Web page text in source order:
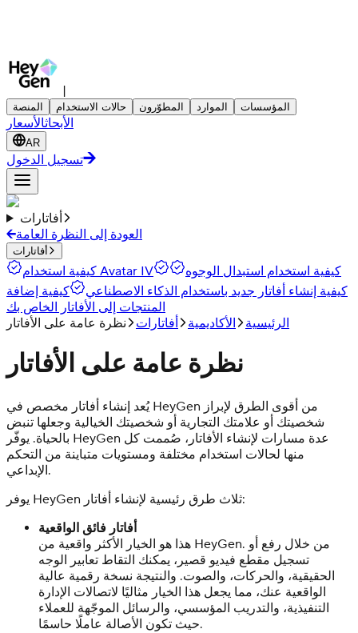
|
المنصة حالات الاستخدام المطوّرون الموارد المؤسسات
الأبحاثالأسعار
AR
تسجيل الدخول
أفاتارات
العودة إلى النظرة العامة
أفاتارات
كيفية استخدام Avatar IV
كيفية استخدام استبدال الوجوه
كيفية إنشاء أفاتار جديد باستخدام الذكاء الاصطناعي
كيفية إضافة
المنتجات إلى الأفاتار الخاص بك
الرئيسية
الأكاديمية أفاتارات نظرة عامة على الأفاتار
نظرة عامة على الأفاتار
يُعد إنشاء أفاتار مخصص في HeyGen من أقوى الطرق لإبراز
شخصيتك أو علامتك التجارية أو شخصيتك الخيالية وجعلها تنبض
بالحياة. يوفّر HeyGen عدة مسارات لإنشاء الأفاتار، صُممت كل
منها لحالات استخدام مختلفة ومستويات متباينة من التحكم
الإبداعي.
يوفر HeyGen ثلاث طرق رئيسية لإنشاء أفاتار:
أفاتار فائق الواقعية
هذا هو الخيار الأكثر واقعية من HeyGen. من خلال رفع أو
تسجيل مقطع فيديو قصير، يمكنك التقاط تعابير الوجه
الحقيقية، والحركات، والصوت. والنتيجة نسخة رقمية عالية
الواقعية عنك، مما يجعل هذا الخيار مثاليًا لاتصالات الإدارة
التنفيذية، والتدريب المؤسسي، والرسائل الموجّهة للعملاء
حيث تكون الأصالة عاملًا حاسمًا.